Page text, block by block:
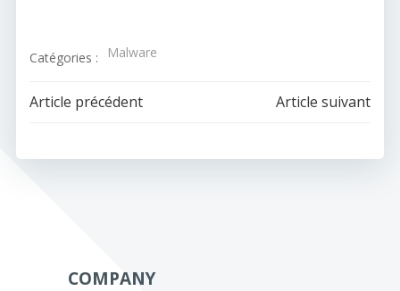
Catégories : Malware
Navigation
de
Article précédent
Navigation
de
Article suivant
COMPANY